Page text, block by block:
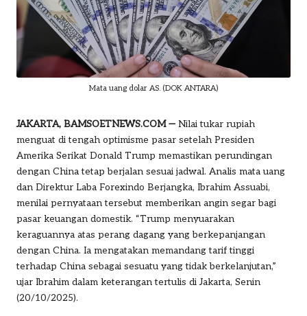
Mata uang dolar AS. (DOK ANTARA)
JAKARTA, BAMSOETNEWS.COM — Nilai tukar rupiah
menguat di tengah optimisme pasar setelah Presiden
Amerika Serikat Donald Trump memastikan perundingan
dengan China tetap berjalan sesuai jadwal. Analis mata uang
dan Direktur Laba Forexindo Berjangka, Ibrahim Assuabi,
menilai pernyataan tersebut memberikan angin segar bagi
pasar keuangan domestik. “Trump menyuarakan
keraguannya atas perang dagang yang berkepanjangan
dengan China. Ia mengatakan memandang tarif tinggi
terhadap China sebagai sesuatu yang tidak berkelanjutan,”
ujar Ibrahim dalam keterangan tertulis di Jakarta, Senin
(20/10/2025).